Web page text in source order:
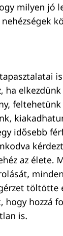
milyen jó
ha
idősebb
az élete.
töltötte
hogy hozzá
is.